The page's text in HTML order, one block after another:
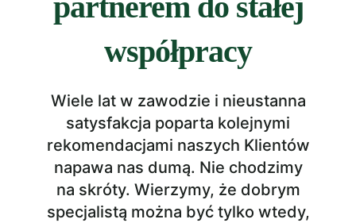
współpracy
Wiele lat w zawodzie i nieustanna
satysfakcja poparta kolejnymi
rekomendacjami naszych Klientów
napawa nas dumą. Nie chodzimy
na skróty. Wierzymy, że dobrym
specjalistą można być tylko wtedy,